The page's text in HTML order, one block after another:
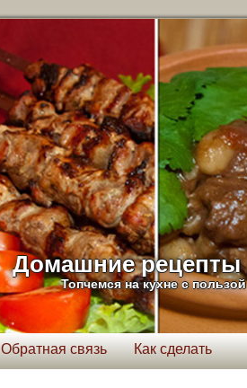
Домашние рецепты
Топчемся на кухне с пользой
Обратная связь Как сделать